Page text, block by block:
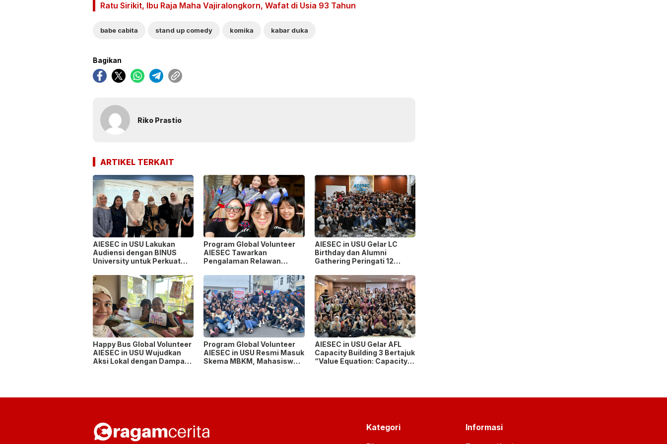
Ratu Sirikit, Ibu Raja Maha Vajiralongkorn, Wafat di Usia 93 Tahun
babe cabita stand up comedy komika kabar duka
Bagikan
Riko Prastio
ARTIKEL TERKAIT
AIESEC in USU Lakukan
Audiensi dengan BINUS
University untuk Perkuat
Mahasiswa
Program Global Volunteer
AIESEC Tawarkan
Pengalaman Relawan
AIESEC in USU Gelar LC
Birthday dan Alumni
Gathering Peringati 12
Happy Bus Global Volunteer
AIESEC in USU Wujudkan
Aksi Lokal dengan Dampak
Program Global Volunteer
AIESEC in USU Resmi Masuk
Skema MBKM, Mahasiswa
AIESEC in USU Gelar AFL
Capacity Building 3 Bertajuk
“Value Equation: Capacity
Kategori Informasi